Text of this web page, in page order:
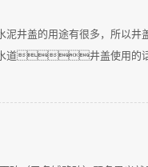
泥井盖的用途有很多，所以
水道井盖使用的话